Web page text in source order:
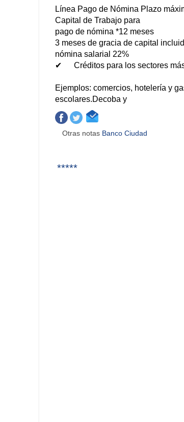
Línea Pago de Nómina Plazo
Capital de Trabajo para
pago de nómina *12 meses
3 meses de gracia de capital
nómina salarial 22%
✔ Créditos para los sectores
Ejemplos: comercios, hotelería y
escolares.Decoba y
Otras notas Banco Ciudad
*****